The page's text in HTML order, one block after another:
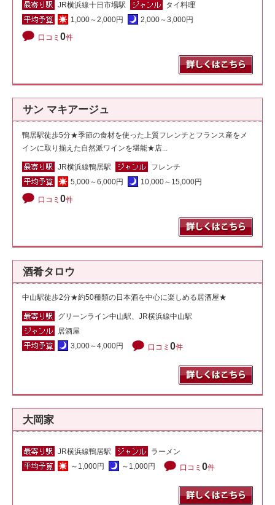
JR横浜線十日市場駅
タイ料理
1,000～2,000円
2,000～3,000円
口コミ 0件
サン マキアージュ
鴨居駅徒歩5分★季節の食材を使った上質フレンチとフランス産をメ
インに取り揃えた自然派ワインを堪能★店...
JR横浜線鴨居駅
フレンチ
5,000～6,000円
10,000～15,000円
口コミ 0件
酒肴タロウ
中山駅徒歩2分★約50種類の日本酒を中心に楽しめる居酒屋★
グリーンライン中山駅、JR横浜線中山駅
居酒屋
3,000～4,000円
口コミ 0件
大岡家
JR横浜線鴨居駅
ラーメン
～1,000円
～1,000円 口コミ 0件